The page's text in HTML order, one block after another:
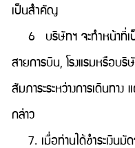
เป็นสำคัญ
6 บริษัทฯ จะทำหน้าที่เป็
สายการบิน, โรงแรมหรือบ
สัมภาระระหว่างการเดินท
กล่าว
7. เมื่อท่านได้ชำระเงินมั